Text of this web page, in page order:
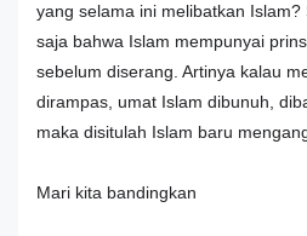
yang selama ini melibatkan
saja bahwa Islam mempunyai
sebelum diserang. Artinya kalau
dirampas, umat Islam dibunuh,
maka disitulah Islam baru
Mari kita bandingkan